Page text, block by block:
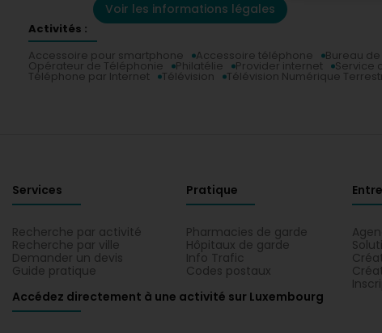
Voir les informations légales
Activités :
Accessoire pour smartphone
Accessoire téléphone Bureau
Opérateur de Téléphonie Philatélie Provider internet Service
Téléphone par Internet Télévision Télévision Numérique
Services
Recherche par activité
Recherche par ville
Demander un devis
Guide pratique
Pratique
Pharmacies de garde
Hôpitaux de garde
Info Trafic
Codes postaux
Accédez directement à une activité sur Luxembourg